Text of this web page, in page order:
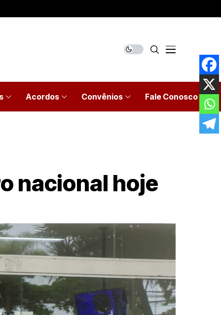
Acordos Convênios Fale Conosco
nacional hoje